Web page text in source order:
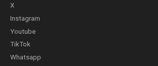
X
Instagram
Youtube
TikTok
Whatsapp